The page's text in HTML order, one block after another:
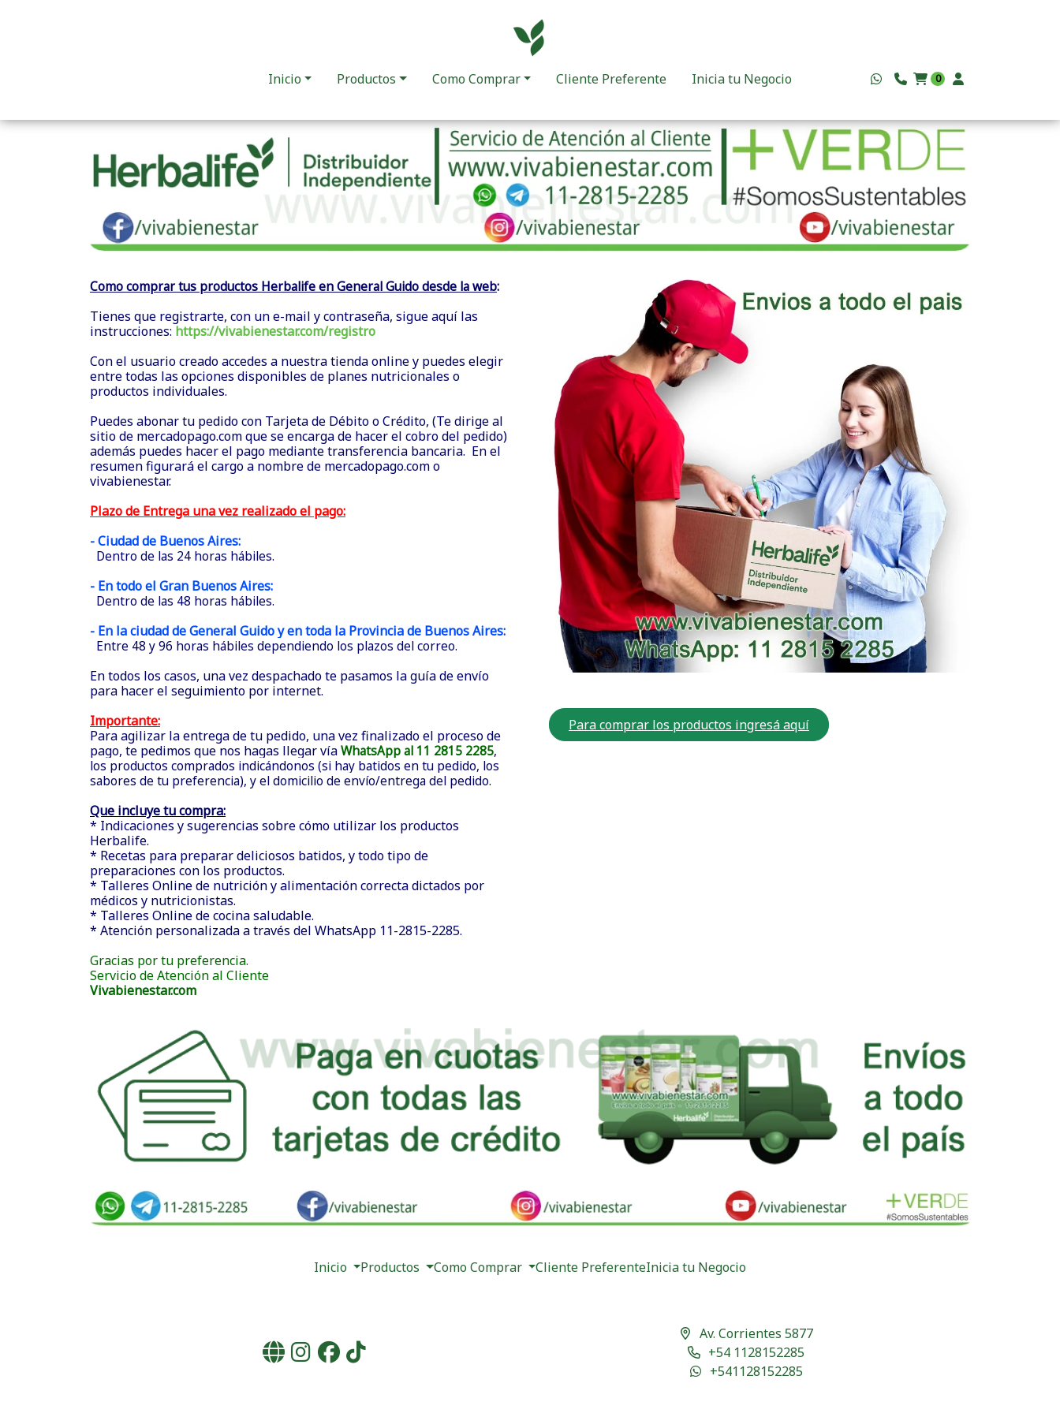
Inicio Productos Como Comprar Cliente Preferente Inicia tu Negocio 0
Como comprar tus productos Herbalife en General Guido desde la web:
Tienes que registrarte, con un e-mail y contraseña, sigue aquí las
instrucciones: https://vivabienestar.com/registro
Con el usuario creado accedes a nuestra tienda online y puedes elegir
entre todas las opciones disponibles de planes nutricionales o
productos individuales.
Puedes abonar tu pedido con Tarjeta de Débito o Crédito, (Te dirige al
sitio de mercadopago.com que se encarga de hacer el cobro del pedido)
además puedes hacer el pago mediante transferencia bancaria. En el
resumen figurará el cargo a nombre de mercadopago.com o
vivabienestar.
Plazo de Entrega una vez realizado el pago:
- Ciudad de Buenos Aires:
Dentro de las 24 horas hábiles.
- En todo el Gran Buenos Aires:
Dentro de las 48 horas hábiles.
- En la ciudad de General Guido y en toda la Provincia de Buenos Aires:
Entre 48 y 96 horas hábiles dependiendo los plazos del correo.
En todos los casos, una vez despachado te pasamos la guía de envío
para hacer el seguimiento por internet.
Importante:
Para agilizar la entrega de tu pedido, una vez finalizado el proceso de
pago, te pedimos que nos hagas llegar vía WhatsApp al 11 2815 2285,
los productos comprados indicándonos (si hay batidos en tu pedido, los
sabores de tu preferencia), y el domicilio de envío/entrega del pedido.
Que incluye tu compra:
* Indicaciones y sugerencias sobre cómo utilizar los productos
Herbalife.
* Recetas para preparar deliciosos batidos, y todo tipo de
preparaciones con los productos.
* Talleres Online de nutrición y alimentación correcta dictados por
médicos y nutricionistas.
* Talleres Online de cocina saludable.
* Atención personalizada a través del WhatsApp 11-2815-2285.
Gracias por tu preferencia.
Servicio de Atención al Cliente
Vivabienestar.com
Para comprar los productos ingresá aquí
Inicio Productos Como Comprar Cliente PreferenteInicia tu Negocio
Av. Corrientes 5877
+54 1128152285
+541128152285